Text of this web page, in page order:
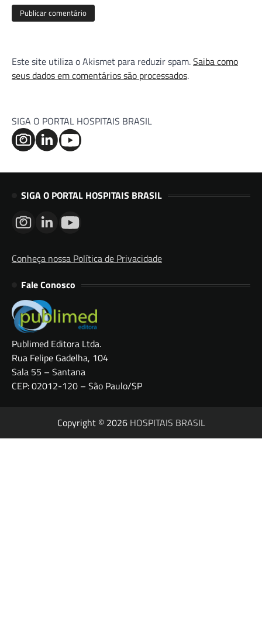
Este site utiliza o Akismet para reduzir spam.Saiba como
seus dados em comentários são processados.
SIGA O PORTAL HOSPITAIS BRASIL
SIGA O PORTAL HOSPITAIS BRASIL
Conheça nossa Política de Privacidade
Fale Conosco
Publimed Editora Ltda.
Rua Felipe Gadelha, 104
Sala 55 – Santana
CEP: 02012-120 – São Paulo/SP
Copyright © 2026 HOSPITAIS BRASIL